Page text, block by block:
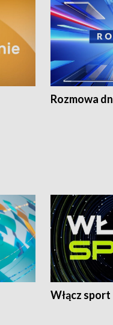
Rozmowa
Włącz sport